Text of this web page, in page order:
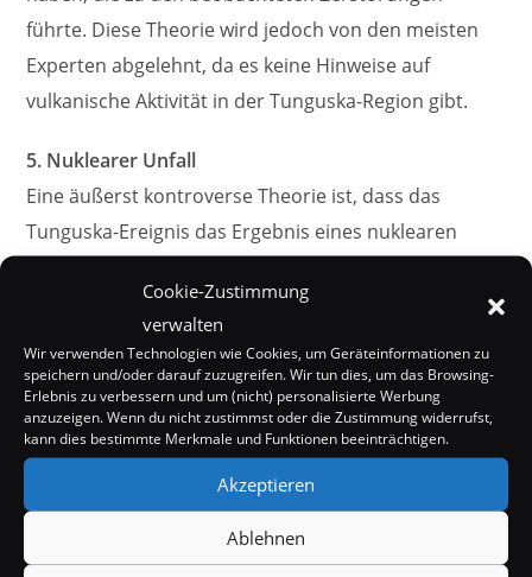
Cookie-Zustimmung
verwalten
Wir verwenden Technologien wie Cookies, um Geräteinformationen zu
speichern und/oder darauf zuzugreifen. Wir tun dies, um das Browsing-
Erlebnis zu verbessern und um (nicht) personalisierte Werbung
anzuzeigen. Wenn du nicht zustimmst oder die Zustimmung widerrufst,
kann dies bestimmte Merkmale und Funktionen beeinträchtigen.
Akzeptieren
Ablehnen
führte. Diese Theorie wird jedoch von den meisten
Experten abgelehnt, da es keine Hinweise auf
vulkanische Aktivität in der Tunguska-Region gibt.
5. Nuklearer Unfall
Eine äußerst kontroverse Theorie ist, dass das
Tunguska-Ereignis das Ergebnis eines nuklearen
Raketenexplosion oder ein experimenteller
Waffentest. Diese Hypothese wird jedoch von den
meisten Experten als unwahrscheinlich angesehen,
da es keinerlei Beweise für eine derartige Aktivität in
der Region gibt.
6. Ein Schwarm Mücken
Die ist eine der kurioseren Theorien, bei der man